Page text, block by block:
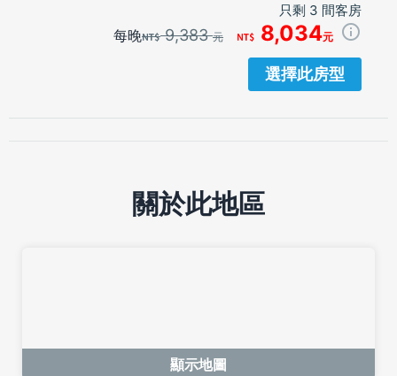
只剩 3 間客房
每晚 9,383元 8,034元
選擇此房型
關於此地區
顯示地圖